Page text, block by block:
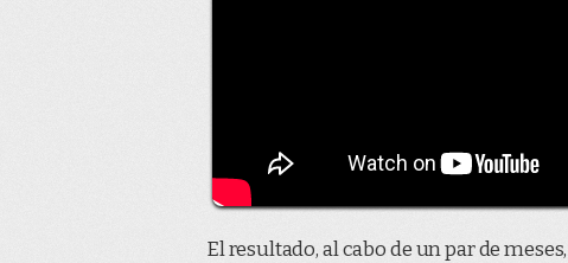
El resultado, al cabo de un par de